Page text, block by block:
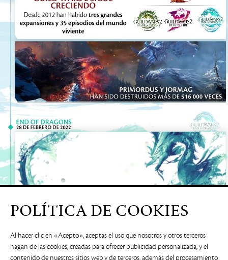
POLÍTICA DE COOKIES
Al hacer clic en «Acepto», aceptas el uso que nosotros y otros terceros
hagan de las cookies, creadas para ofrecer publicidad personalizada, y el
contenido de nuestros sitios web y de terceros, además del procesamiento